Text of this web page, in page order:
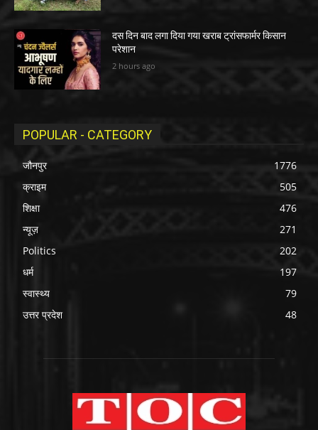
दस दिन बाद लगा दिया गया खराब ट्रांसफार्मर किसान
परेशान
2 hours ago
POPULAR - CATEGORY
जौनपुर
1776
क्राइम
505
शिक्षा
476
न्यूज़
271
Politics
202
धर्म
197
स्वास्थ्य
79
उत्तर प्रदेश
48